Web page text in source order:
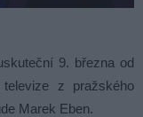
9. března od
z pražského
Marek Eben.